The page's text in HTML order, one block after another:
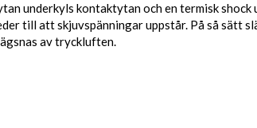
underkyls kontaktytan och en termisk shock
till att skjuvspänningar uppstår. På så sätt
av tryckluften.